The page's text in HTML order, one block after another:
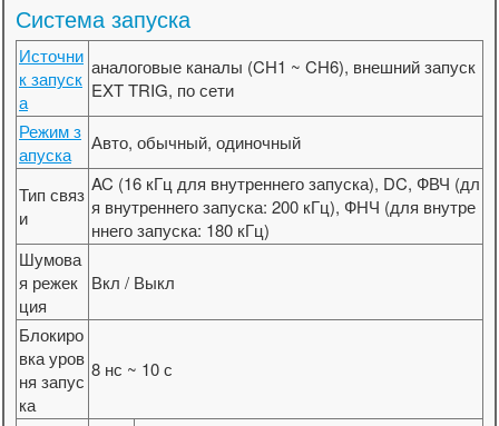
Система запуска
Источни
к запуск
а
аналоговые каналы (CH1 ~ CH6), внешний запуск
EXT TRIG, по сети
Режим з
апуска
Авто, обычный, одиночный
Тип связ
и
AC (16 кГц для внутреннего запуска), DC, ФВЧ (дл
я внутреннего запуска: 200 кГц), ФНЧ (для внутре
ннего запуска: 180 кГц)
Шумова
я режек
ция
Вкл / Выкл
Блокиро
вка уров
ня запус
ка
8 нс ~ 10 с